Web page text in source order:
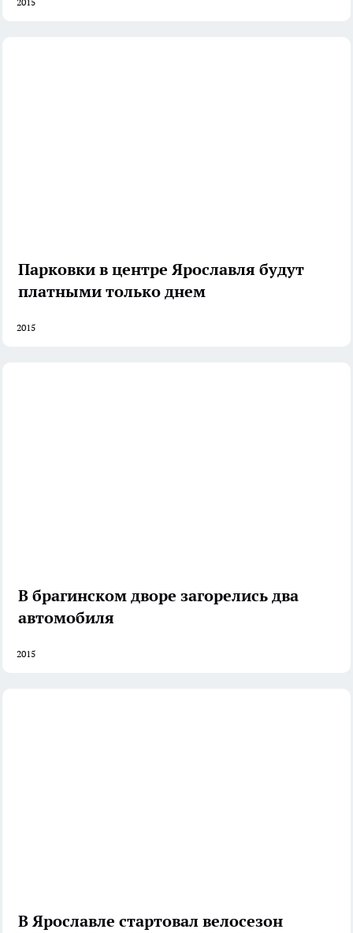
Парковки в центре Ярославля будут
платными только днем
2015
В брагинском дворе загорелись два
автомобиля
2015
В Ярославле стартовал велосезон